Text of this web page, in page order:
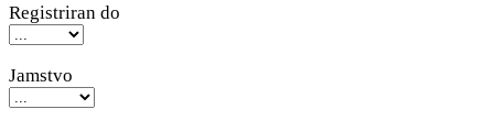
Registriran do
Jamstvo